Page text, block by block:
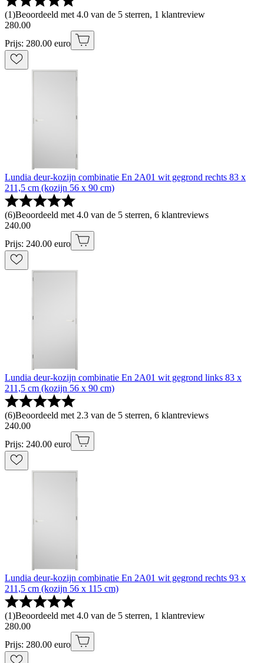
(1)Beoordeeld met 4.0 van de 5 sterren, 1 klantreview
280.00
Prijs: 280.00 euro
Lundia deur-kozijn combinatie En 2A01 wit gegrond rechts 83 x
211,5 cm (kozijn 56 x 90 cm)
(6)Beoordeeld met 4.0 van de 5 sterren, 6 klantreviews
240.00
Prijs: 240.00 euro
Lundia deur-kozijn combinatie En 2A01 wit gegrond links 83 x
211,5 cm (kozijn 56 x 90 cm)
(6)Beoordeeld met 2.3 van de 5 sterren, 6 klantreviews
240.00
Prijs: 240.00 euro
Lundia deur-kozijn combinatie En 2A01 wit gegrond rechts 93 x
211,5 cm (kozijn 56 x 115 cm)
(1)Beoordeeld met 4.0 van de 5 sterren, 1 klantreview
280.00
Prijs: 280.00 euro